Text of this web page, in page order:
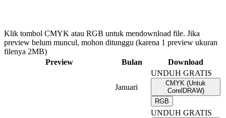
Klik tombol CMYK atau RGB untuk mendownload file. Jika
preview belum muncul, mohon ditunggu (karena 1 preview ukuran
filenya 2MB)
Preview
Bulan Download
Januari
UNDUH GRATIS
CMYK (Untuk
CorelDRAW)
RGB
UNDUH GRATIS